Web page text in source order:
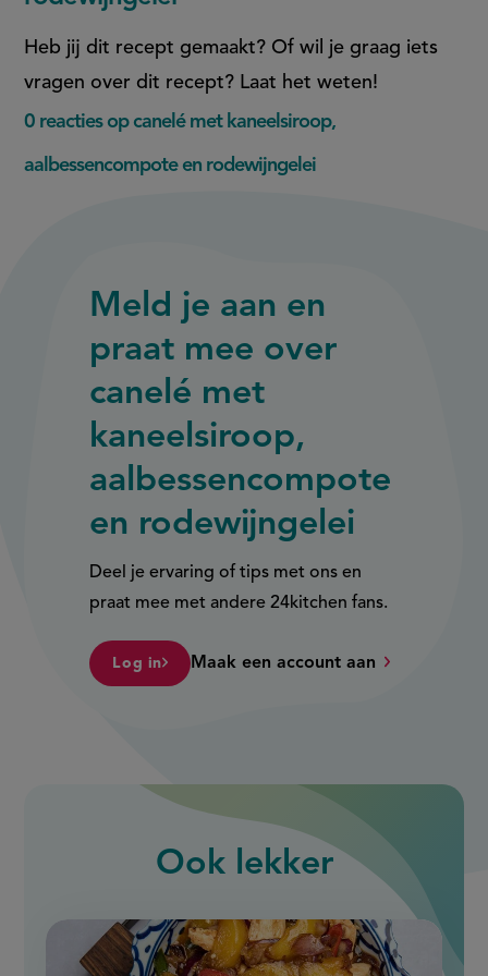
Heb jij dit recept gemaakt? Of wil je graag iets
vragen over dit recept? Laat het weten!
0 reacties op canelé met kaneelsiroop,
aalbessencompote en rodewijngelei
Meld je aan en
praat mee over
canelé met
kaneelsiroop,
aalbessencompote
en rodewijngelei
Deel je ervaring of tips met ons en
praat mee met andere 24kitchen fans.
Log in Maak een account aan
Ook lekker